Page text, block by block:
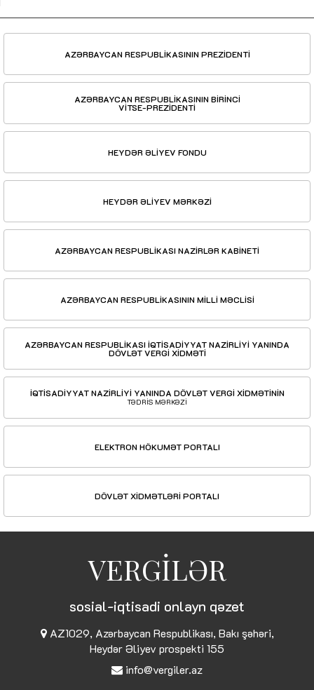
AZƏRBAYCAN RESPUBLİKASININ PREZİDENTİ
AZƏRBAYCAN RESPUBLİKASININ BİRİNCİ
VİTSE-PREZİDENTİ
HEYDƏR ƏLİYEV FONDU
HEYDƏR ƏLİYEV MƏRKƏZİ
AZƏRBAYCAN RESPUBLİKASI NAZİRLƏR KABİNETİ
AZƏRBAYCAN RESPUBLİKASININ MİLLİ MƏCLİSİ
AZƏRBAYCAN RESPUBLİKASI İQTİSADİYYAT NAZİRLİYİ YANINDA
DÖVLƏT VERGİ XİDMƏTİ
İQTİSADİYYAT NAZİRLİYİ YANINDA DÖVLƏT VERGİ XİDMƏTİNİN
TƏDRİS MƏRKƏZİ
ELEKTRON HÖKUMƏT PORTALI
DÖVLƏT XİDMƏTLƏRİ PORTALI
VERGİLƏR
sosial-iqtisadi onlayn qəzet
AZ1029, Azərbaycan Respublikası, Bakı şəhəri,
Heydər Əliyev prospekti 155
info@vergiler.az